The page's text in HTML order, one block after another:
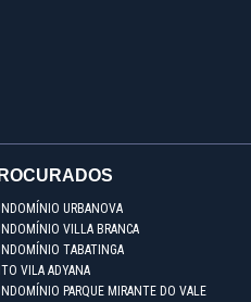
URBANOVA
VILLA BRANCA
TABATINGA
VILA ADYANA
PARQUE MIRANTE DO VALE